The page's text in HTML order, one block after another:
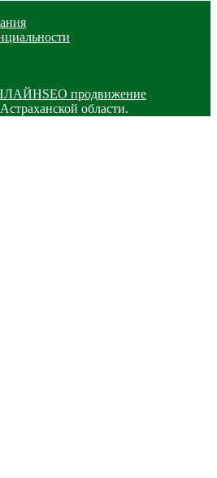
SEO продвижение
области.